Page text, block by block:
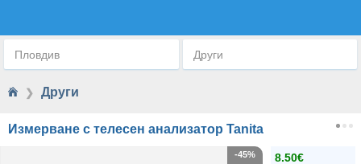
Пловдив Други
❯ Други
Измерване с телесен анализатор Tanita
8.50€
-45%